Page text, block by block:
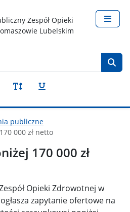
Zespół Opieki
Lubelskim
publiczne
000 zł netto
170 000 zł
Opieki Zdrowotnej w
zapytanie ofertowe na